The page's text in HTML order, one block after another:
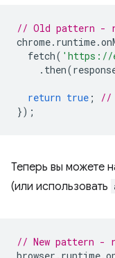
// Old pattern -
chrome. runtime.
fetch( 'https://
. then(
return true ;
//
});
Теперь вы можете
(или использовать
// New pattern -